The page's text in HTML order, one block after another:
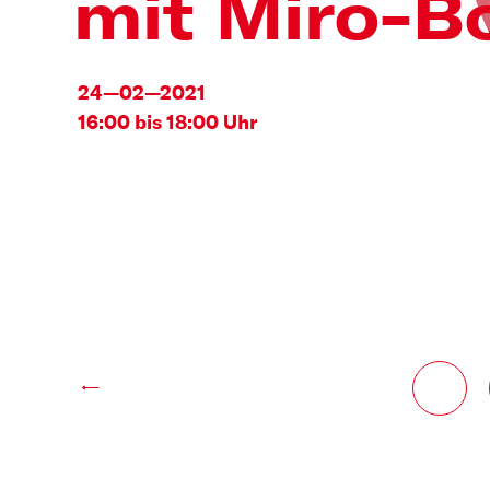
mit Miro-
24—02—2021
16:00 bis 18:00 Uhr
←